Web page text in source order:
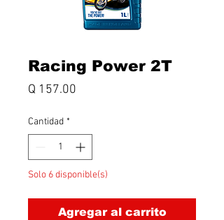
Racing Power 2T
Q 157.00
Cantidad *
Solo 6 disponible(s)
Agregar al carrito